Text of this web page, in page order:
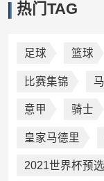
热门TAG
足球 篮球
比赛集锦
意甲 骑士
皇家马德里
2021世界杯预